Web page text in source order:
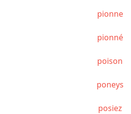
pionne
pionné
poison
poneys
posiez